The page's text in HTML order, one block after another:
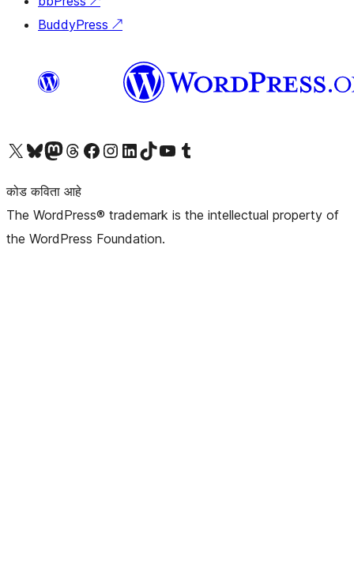
BuddyPress ↗
आमच्या X (एक्स) (पूर्वीचे ट्विटर) खात्याला भेट द्या आमच्या ब्लूस्की खात्याला भेट द्या.आमच्या Mastodon खात्याला भेट द्या.आमच्या थ्रेड्स खात्याला भेट द्या. आमच्या फेसबुक पेजला भेट द्या आमच्या इंस्टाग्राम खात्याला भेट द्या आमच्या लिंक्डइन खात्याला भेट द्या आमच्या टिकटॉक अकाउंटला भेट द्या.आमच्या यूट्यूब चॅनेलला भेट द्या आमच्या टंबलर खात्याला भेट द्या.
कोड कविता आहे
The WordPress® trademark is the intellectual property of
the WordPress Foundation.